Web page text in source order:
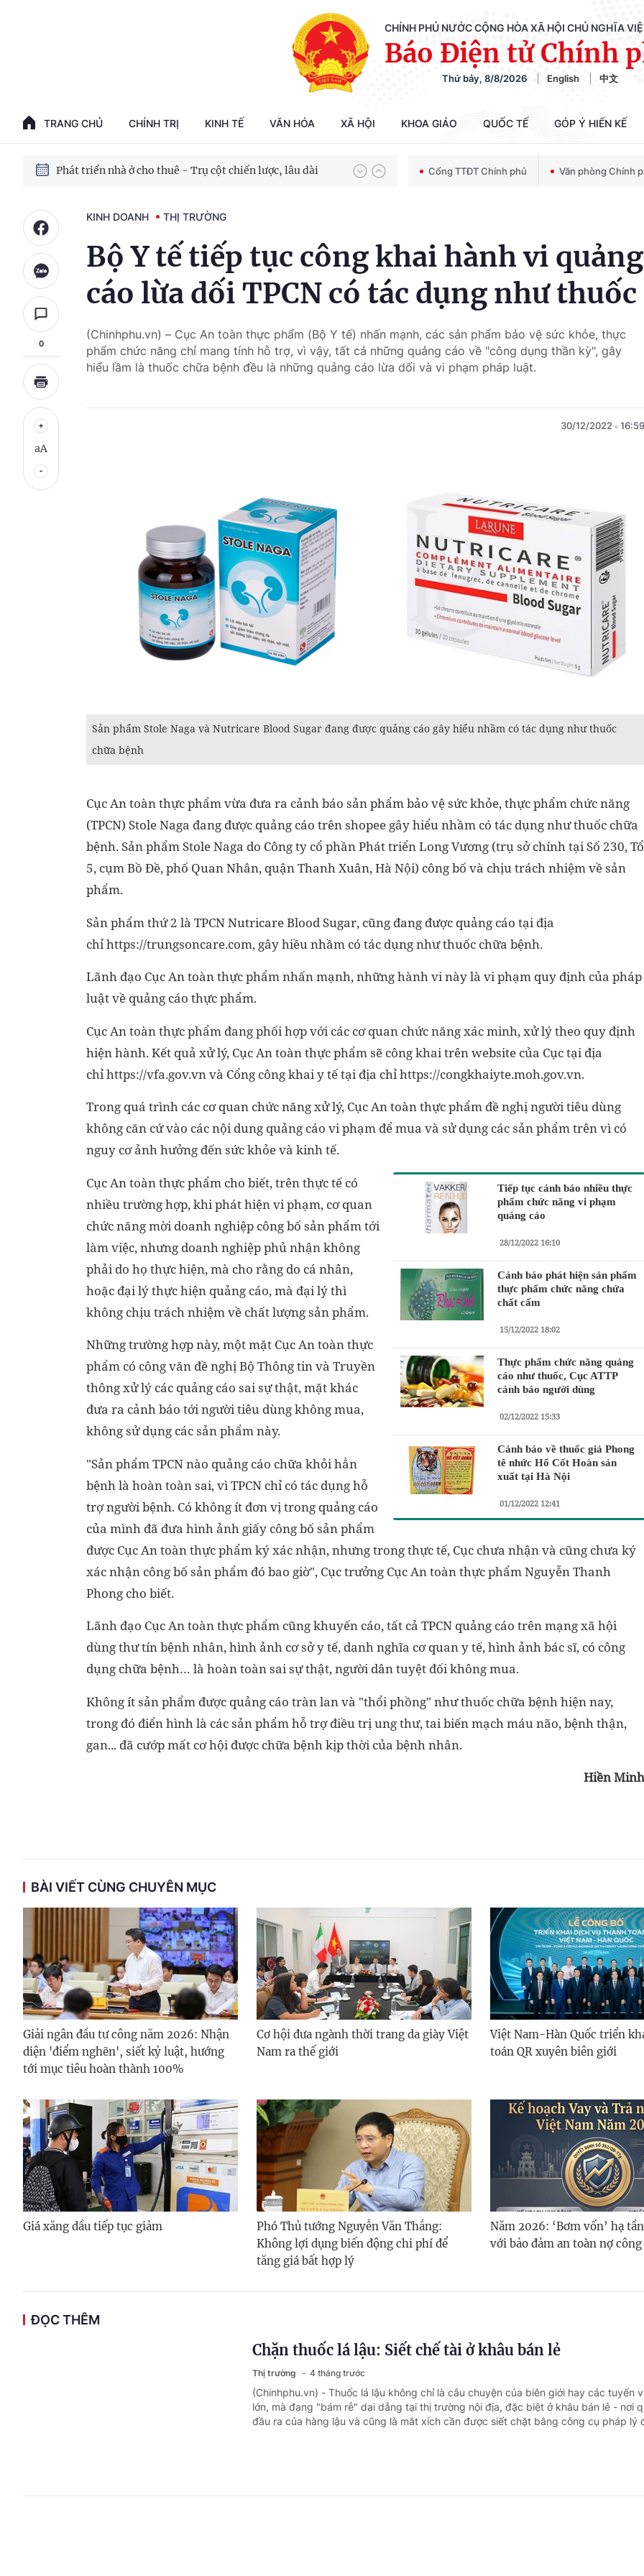
CHÍNH PHỦ NƯỚC CỘNG HÒA XÃ HỘI CHỦ NGHĨA
Báo Điện tử Chính
Thứ bảy, 8/8/2026 English 中文
TRANG CHỦ CHÍNH TRỊ KINH TẾ VĂN HÓA XÃ HỘI KHOA GIÁO QUỐC TẾ GÓP Ý HIẾN KẾ
Phát triển kinh tế nhà nước trong kỷ nguyên mới
Chiến dịch 500 ngày đêm tìm kiếm, quy tập và xác định danh tính hài cốt liệt sĩ
Bảo vệ nền tảng tư tưởng của Đảng trong kỷ nguyên phát triển mới
Phát triển nhà ở cho thuê - Trụ cột chiến lược, lâu dài Cổng TTĐT Chính phủ Văn phòng Chính
0
aA
KINH DOANH THỊ TRƯỜNG
Bộ Y tế tiếp tục công khai hành vi quảng
cáo lừa dối TPCN có tác dụng như thuốc
(Chinhphu.vn) – Cục An toàn thực phẩm (Bộ Y tế) nhấn mạnh, các sản phẩm bảo vệ sức khỏe, thực
phẩm chức năng chỉ mang tính hỗ trợ, vì vậy, tất cả những quảng cáo về "công dụng thần kỳ", gây
hiểu lầm là thuốc chữa bệnh đều là những quảng cáo lừa dối và vi phạm pháp luật.
30/12/2022 16:59
Sản phẩm Stole Naga và Nutricare Blood Sugar đang được quảng cáo gây hiểu nhầm có tác dụng như thuốc
chữa bệnh
Cục An toàn thực phẩm vừa đưa ra cảnh báo sản phẩm bảo vệ sức khỏe, thực phẩm chức năng
(TPCN) Stole Naga đang được quảng cáo trên shopee gây hiểu nhầm có tác dụng như thuốc chữa
bệnh. Sản phẩm Stole Naga do Công ty cổ phần Phát triển Long Vương (trụ sở chính tại Số 230, Tổ
5, cụm Bồ Đề, phố Quan Nhân, quận Thanh Xuân, Hà Nội) công bố và chịu trách nhiệm về sản
phẩm.
Sản phẩm thứ 2 là TPCN Nutricare Blood Sugar, cũng đang được quảng cáo tại địa
chỉ https://trungsoncare.com, gây hiều nhầm có tác dụng như thuốc chữa bệnh.
Lãnh đạo Cục An toàn thực phẩm nhấn mạnh, những hành vi này là vi phạm quy định của pháp
luật về quảng cáo thực phẩm.
Cục An toàn thực phẩm đang phối hợp với các cơ quan chức năng xác minh, xử lý theo quy định
hiện hành. Kết quả xử lý, Cục An toàn thực phẩm sẽ công khai trên website của Cục tại địa
chỉhttps://vfa.gov.vnvà Cổng công khai y tế tại địa chỉ https://congkhaiyte.moh.gov.vn.
Trong quá trình các cơ quan chức năng xử lý, Cục An toàn thực phẩm đề nghị người tiêu dùng
không căn cứ vào các nội dung quảng cáo vi phạm để mua và sử dụng các sản phẩm trên vì có
nguy cơ ảnh hưởng đến sức khỏe và kinh tế.
Tiếp tục cảnh báo nhiều thực
phẩm chức năng vi phạm
quảng cáo
28/12/2022 16:10
Cảnh báo phát hiện sản phẩm
thực phẩm chức năng chứa
chất cấm
15/12/2022 18:02
Thực phẩm chức năng quảng
cáo như thuốc, Cục ATTP
cảnh báo người dùng
02/12/2022 15:33
Cảnh báo về thuốc giả Phong
tê nhức Hổ Cốt Hoàn sản
xuất tại Hà Nội
01/12/2022 12:41
Cục An toàn thực phẩm cho biết, trên thực tế có
nhiều trường hợp, khi phát hiện vi phạm, cơ quan
chức năng mời doanh nghiệp công bố sản phẩm tới
làm việc, nhưng doanh nghiệp phủ nhận không
phải do họ thực hiện, mà cho rằng do cá nhân,
hoặc đại lý thực hiện quảng cáo, mà đại lý thì
không chịu trách nhiệm về chất lượng sản phẩm.
Những trường hợp này, một mặt Cục An toàn thực
phẩm có công văn đề nghị Bộ Thông tin và Truyền
thông xử lý các quảng cáo sai sự thật, mặt khác
đưa ra cảnh báo tới người tiêu dùng không mua,
không sử dụng các sản phẩm này.
"Sản phẩm TPCN nào quảng cáo chữa khỏi hẳn
bệnh là hoàn toàn sai, vì TPCN chỉ có tác dụng hỗ
trợ người bệnh. Có không ít đơn vị trong quảng cáo
của mình đã đưa hình ảnh giấy công bố sản phẩm
được Cục An toàn thực phẩm ký xác nhận, nhưng trong thực tế, Cục chưa nhận và cũng chưa ký
xác nhận công bố sản phẩm đó bao giờ", Cục trưởng Cục An toàn thực phẩm Nguyễn Thanh
Phong cho biết.
Lãnh đạo Cục An toàn thực phẩm cũng khuyến cáo, tất cả TPCN quảng cáo trên mạng xã hội
dùng thư tín bệnh nhân, hình ảnh cơ sở y tế, danh nghĩa cơ quan y tế, hình ảnh bác sĩ, có công
dụng chữa bệnh… là hoàn toàn sai sự thật, người dân tuyệt đối không mua.
Không ít sản phẩm được quảng cáo tràn lan và "thổi phồng" như thuốc chữa bệnh hiện nay,
trong đó điển hình là các sản phẩm hỗ trợ điều trị ung thư, tai biến mạch máu não, bệnh thận,
gan... đã cướp mất cơ hội được chữa bệnh kịp thời của bệnh nhân.
Hiền Minh
BÀI VIẾT CÙNG CHUYÊN MỤC
Giải ngân đầu tư công năm 2026: Nhận
diện 'điểm nghẽn', siết kỷ luật, hướng
tới mục tiêu hoàn thành 100%
Cơ hội đưa ngành thời trang da giày Việt
Nam ra thế giới
Việt Nam-Hàn Quốc triển
toán QR xuyên biên giới
Giá xăng dầu tiếp tục giảm
Phó Thủ tướng Nguyễn Văn Thắng:
Không lợi dụng biến động chi phí để
tăng giá bất hợp lý
Năm 2026: ‘Bơm vốn’ hạ
với bảo đảm an toàn nợ công
ĐỌC THÊM
Chặn thuốc lá lậu: Siết chế tài ở khâu bán lẻ
Thị trường 4 tháng trước
(Chinhphu.vn) - Thuốc lá lậu không chỉ là câu chuyện của biên giới hay các tuyến
lớn, mà đang "bám rễ" dai dẳng tại thị trường nội địa, đặc biệt ở khâu bán lẻ - nơi
đầu ra của hàng lậu và cũng là mắt xích cần được siết chặt bằng công cụ pháp lý